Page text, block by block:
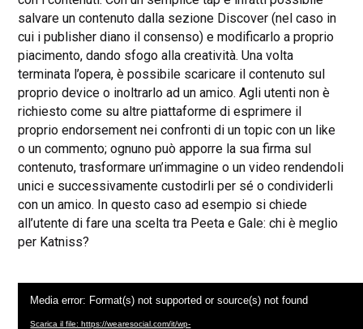
salvare un contenuto dalla sezione Discover (nel caso in
cui i publisher diano il consenso) e modificarlo a proprio
piacimento, dando sfogo alla creatività. Una volta
terminata l’opera, è possibile scaricare il contenuto sul
proprio device o inoltrarlo ad un amico. Agli utenti non è
richiesto come su altre piattaforme di esprimere il
proprio endorsement nei confronti di un topic con un like
o un commento; ognuno può apporre la sua firma sul
contenuto, trasformare un’immagine o un video rendendoli
unici e successivamente custodirli per sé o condividerli
con un amico. In questo caso ad esempio si chiede
all’utente di fare una scelta tra Peeta e Gale: chi è meglio
per Katniss?
Media error: Format(s) not supported or source(s) not found
Scarica il file: https://wearesocial.com/it/wp-